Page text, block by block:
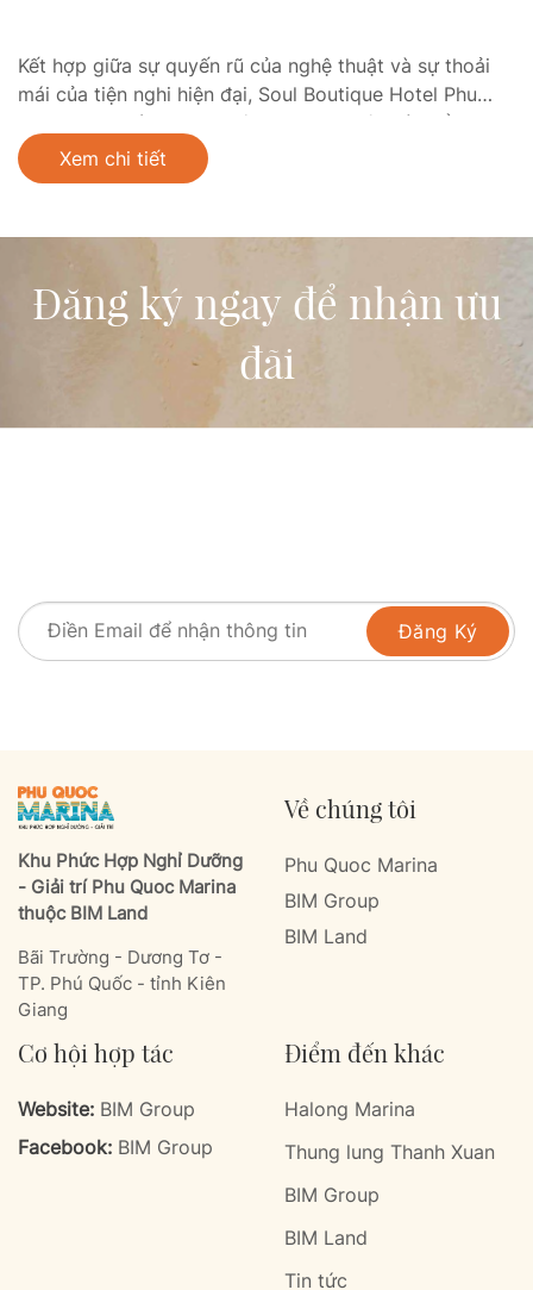
Kết hợp giữa sự quyến rũ của nghệ thuật và sự thoải
mái của tiện nghi hiện đại, Soul Boutique Hotel Phu
Quoc mang tới những cuộc dạo chơi bên bờ biển cho
những tâm hồn táo bạo và sáng tạo. Là thành viên
thuộc Sailing Club Leisure Group, khách lưu trú tại
Xem chi tiết
Đăng ký ngay để nhận ưu
đãi
Đăng Ký
Khu Phức Hợp Nghỉ Dưỡng
- Giải trí Phu Quoc Marina
thuộc BIM Land
Bãi Trường - Dương Tơ -
TP. Phú Quốc - tỉnh Kiên
Giang
Về chúng tôi
Phu Quoc Marina
BIM Group
BIM Land
Cơ hội hợp tác
Website: BIM Group
Facebook: BIM Group
Điểm đến khác
Halong Marina
Thung lung Thanh Xuan
BIM Group
BIM Land
Tin tức